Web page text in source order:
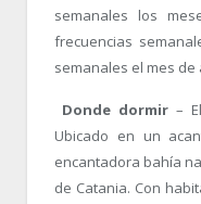
semanales los
frecuencias
semanales el mes de
Donde dormir –
Ubicado en un
encantadora bahía
de Catania. Con